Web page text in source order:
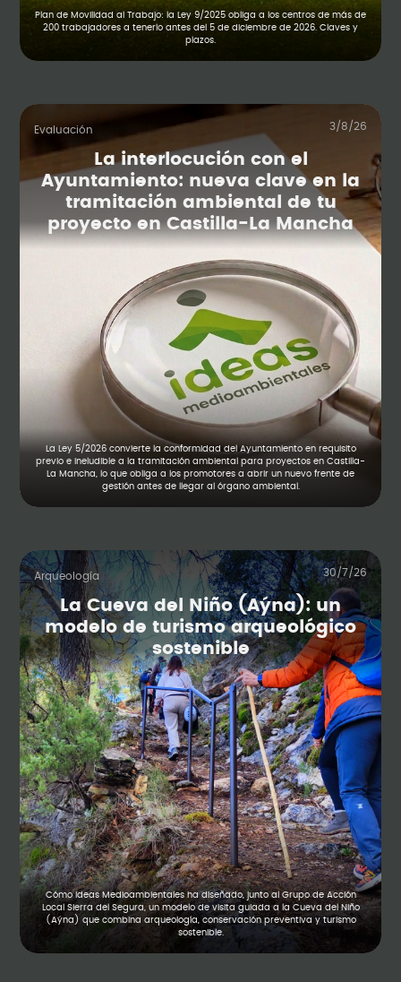
Plan de Movilidad al Trabajo: la Ley 9/2025 obliga a los centros de más de
200 trabajadores a tenerlo antes del 5 de diciembre de 2026. Claves y
plazos.
Evaluación 3/8/26
La interlocución con el
Ayuntamiento: nueva clave en la
tramitación ambiental de tu
proyecto en Castilla-La Mancha
La Ley 5/2026 convierte la conformidad del Ayuntamiento en requisito
previo e ineludible a la tramitación ambiental para proyectos en Castilla-
La Mancha, lo que obliga a los promotores a abrir un nuevo frente de
gestión antes de llegar al órgano ambiental.
Arqueología 30/7/26
La Cueva del Niño (Aýna): un
modelo de turismo arqueológico
sostenible
Cómo Ideas Medioambientales ha diseñado, junto al Grupo de Acción
Local Sierra del Segura, un modelo de visita guiada a la Cueva del Niño
(Aýna) que combina arqueología, conservación preventiva y turismo
sostenible.